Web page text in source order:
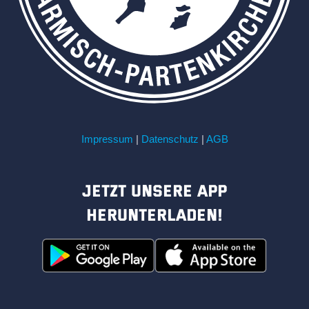
Impressum Datenschutz AGB
Jetzt unsere App
herunterladen!